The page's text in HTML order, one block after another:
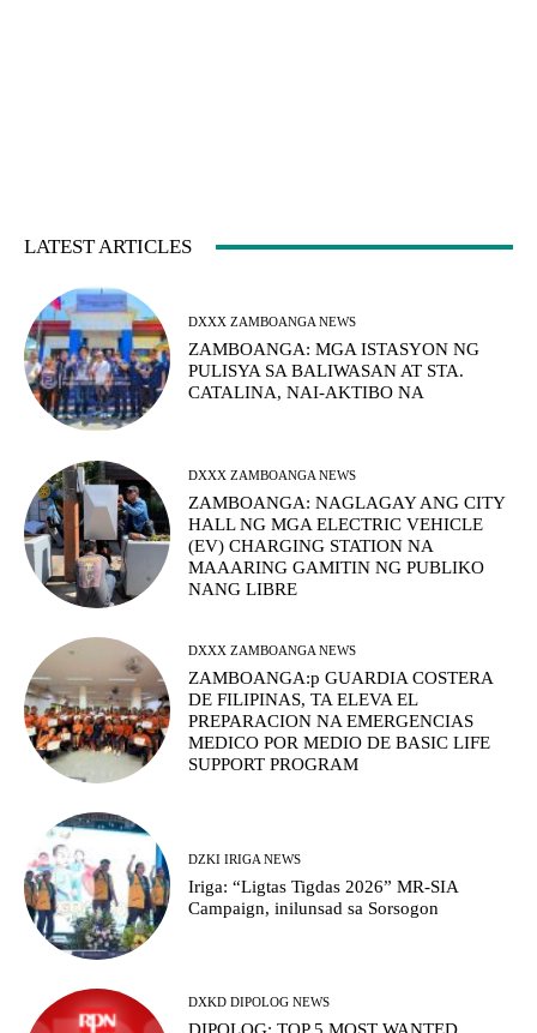
LATEST ARTICLES
DXXX ZAMBOANGA NEWS
ZAMBOANGA: MGA ISTASYON NG
PULISYA SA BALIWASAN AT STA.
CATALINA, NAI-AKTIBO NA
DXXX ZAMBOANGA NEWS
ZAMBOANGA: NAGLAGAY ANG CITY
HALL NG MGA ELECTRIC VEHICLE
(EV) CHARGING STATION NA
MAAARING GAMITIN NG PUBLIKO
NANG LIBRE
DXXX ZAMBOANGA NEWS
ZAMBOANGA:p GUARDIA COSTERA
DE FILIPINAS, TA ELEVA EL
PREPARACION NA EMERGENCIAS
MEDICO POR MEDIO DE BASIC LIFE
SUPPORT PROGRAM
DZKI IRIGA NEWS
Iriga: “Ligtas Tigdas 2026” MR-SIA
Campaign, inilunsad sa Sorsogon
DXKD DIPOLOG NEWS